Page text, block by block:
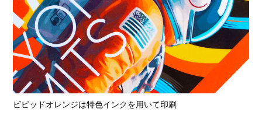
ビビッドオレンジは特色インクを用いて印刷